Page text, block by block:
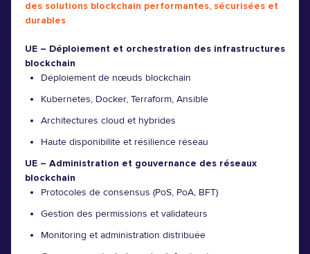
des solutions blockchain performantes, sécurisées et
durables
UE – Déploiement et orchestration des infrastructures
blockchain
Déploiement de nœuds blockchain
Kubernetes, Docker, Terraform, Ansible
Architectures cloud et hybrides
Haute disponibilité et résilience réseau
UE – Administration et gouvernance des réseaux
blockchain
Protocoles de consensus (PoS, PoA, BFT)
Gestion des permissions et validateurs
Monitoring et administration distribuée